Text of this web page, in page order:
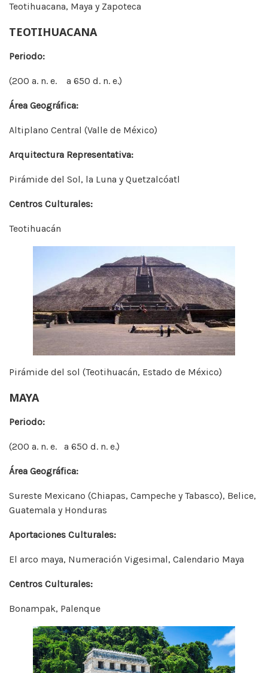
Teotihuacana, Maya y Zapoteca
TEOTIHUACANA
Periodo:
(200 a. n. e. a 650 d. n. e.)
Área Geográfica:
Altiplano Central (Valle de México)
Arquitectura Representativa:
Pirámide del Sol, la Luna y Quetzalcóatl
Centros Culturales:
Teotihuacán
Pirámide del sol (Teotihuacán, Estado de México)
MAYA
Periodo:
(200 a. n. e. a 650 d. n. e.)
Área Geográfica:
Sureste Mexicano (Chiapas, Campeche y Tabasco), Belice,
Guatemala y Honduras
Aportaciones Culturales:
El arco maya, Numeración Vigesimal, Calendario Maya
Centros Culturales:
Bonampak, Palenque